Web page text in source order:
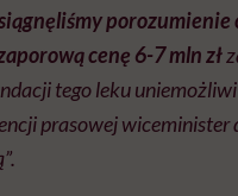
porozumienie
cenę 6-7 mln zł
tego leku
prasowej